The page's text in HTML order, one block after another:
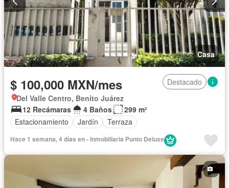
Casa
$ 100,000 MXN/mes
Destacado
Del Valle Centro, Benito Juárez
12 Recámaras
4 Baños
299 m²
Estacionamiento
Jardín Terraza
Hace 1 semana, 4 días en - Inmobiliaria Punto Deluxe